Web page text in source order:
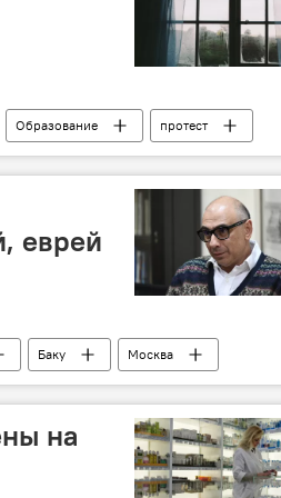
Образование
протест
еврей
Баку
Москва
интеллигенция
на